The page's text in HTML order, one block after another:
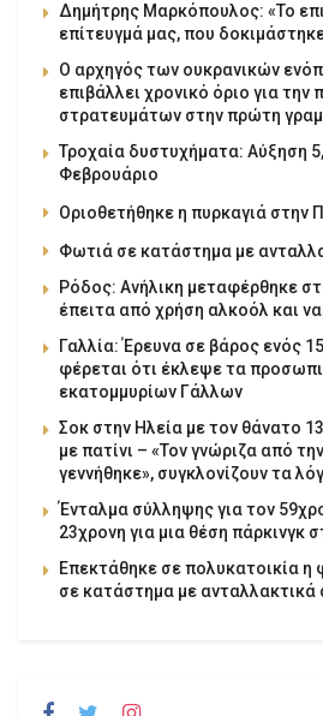
Δημήτρης Μαρκόπουλος: «Το
επίτευγμά μας, που
Ο αρχηγός των ουκρανικών
επιβάλλει χρονικό όριο για την
στρατευμάτων στην πρώτη
Τροχαία δυστυχήματα: Αύξηση
Φεβρουάριο
Οριοθετήθηκε η πυρκαγιά στην
Φωτιά σε κατάστημα με
Ρόδος: Ανήλικη μεταφέρθηκε
έπειτα από χρήση αλκοόλ και
Γαλλία: Έρευνα σε βάρος ενός
φέρεται ότι έκλεψε τα
εκατομμυρίων Γάλλων
Σοκ στην Ηλεία με τον θάνατο
με πατίνι – «Τον γνώριζα από
γεννήθηκε», συγκλονίζουν τα
Ένταλμα σύλληψης για τον
23χρονη για μια θέση πάρκινγκ
Επεκτάθηκε σε πολυκατοικία
σε κατάστημα με ανταλλακτικά